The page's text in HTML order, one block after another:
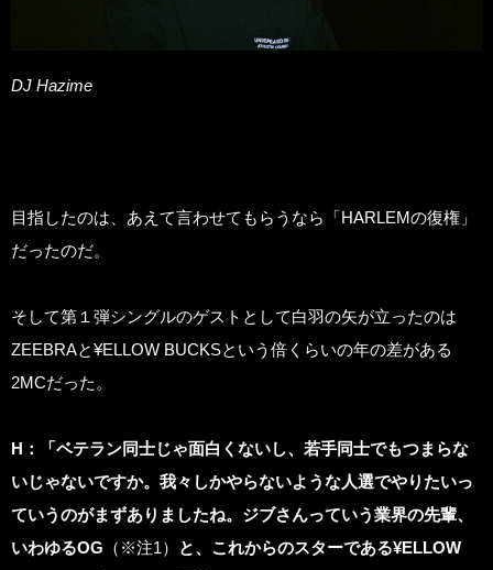
DJ Hazime
目指したのは、あえて言わせてもらうなら「HARLEMの復権」
だったのだ。
そして第１弾シングルのゲストとして白羽の矢が立ったのは
ZEEBRAと¥ELLOW BUCKSという倍くらいの年の差がある
2MCだった。
H ：「ベテラン同士じゃ面白くないし、若手同士でもつまらな
いじゃないですか。我々しかやらないような人選でやりたいっ
ていうのがまずありましたね。ジブさんっていう業界の先輩、
いわゆるOG （※注1） と、これからのスターである¥ELLOW